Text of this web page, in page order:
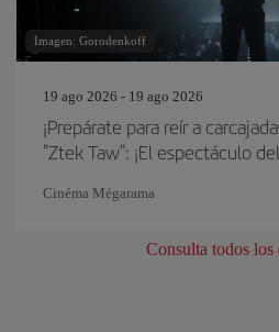
Imagen: Gorodenkoff
19 ago 2026 - 19 ago 2026
¡Prepárate para reír a
"Ztek Taw": ¡El espectáculo
Cinéma Mégarama
Consulta todos los